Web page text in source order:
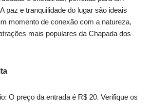
paz e tranquilidade do lugar são ideais
momento de conexão com a natureza,
mais populares da Chapada dos
O preço da entrada é R$ 20. Verifique os